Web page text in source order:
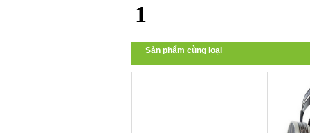
1
Sản phẩm cùng loại